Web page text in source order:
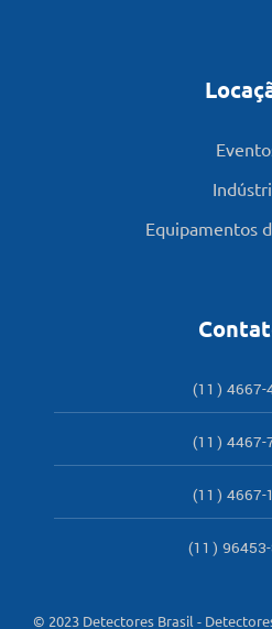
Equipamentos
(11) 4667-
(11) 4467-
(11) 4667-
(11)
© 2023 Detectores Brasil -